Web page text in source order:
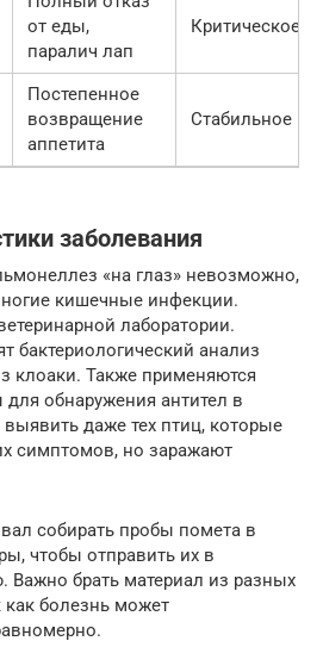
от еды,
паралич лап
Критическое
Постепенное
возвращение
аппетита
Стабильное
заболевания
«на глаз» невозможно,
кишечные инфекции.
лаборатории.
бактериологический анализ
клоаки. Также применяются
для обнаружения антител в
даже тех птиц, которые
симптомов, но заражают
собирать пробы помета в
чтобы отправить их в
Важно брать материал из разных
как болезнь может